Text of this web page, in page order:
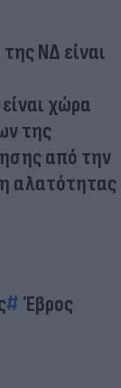
ΝΔ είναι
χώρα
της
από την
αλατότητας
Έβρος